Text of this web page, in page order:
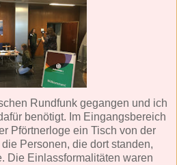
Rundfunk gegangen und ich
benötigt. Im Eingangsbereich
Pförtnerloge ein Tisch von der
Personen, die dort standen,
Die Einlassformalitäten waren